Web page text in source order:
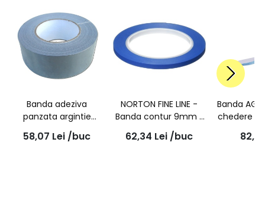
Banda adeziva
panzata argintie
Panzeband
50mmx50m | STC
58,07 Lei /buc
NORTON FINE LINE -
Banda contur 9mm x
55m
62,34 Lei /buc
Banda AG
chedere